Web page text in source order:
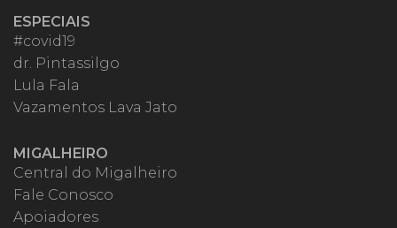
ESPECIAIS
#covid19
dr. Pintassilgo
Lula Fala
Vazamentos Lava Jato
MIGALHEIRO
Central do Migalheiro
Fale Conosco
Apoiadores